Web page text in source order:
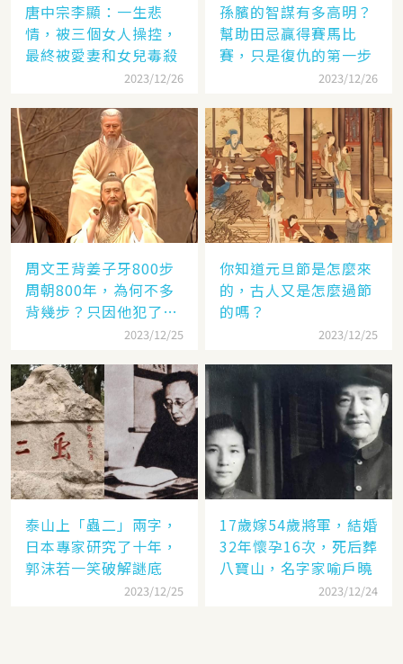
唐中宗李顯：一生悲
情，被三個女人操控，
最終被愛妻和女兒毒殺
2023/12/26
孫臏的智謀有多高明？
幫助田忌贏得賽馬比
賽，只是復仇的第一步
2023/12/26
周文王背姜子牙800步
周朝800年，為何不多
背幾步？只因他犯了個
2023/12/25
你知道元旦節是怎麼來
的，古人又是怎麼過節
的嗎？
2023/12/25
泰山上「蟲二」兩字，
日本專家研究了十年，
郭沫若一笑破解謎底
2023/12/25
17歲嫁54歲將軍，結婚
32年懷孕16次，死后葬
八寶山，名字家喻戶曉
2023/12/24